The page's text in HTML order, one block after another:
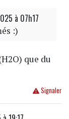
à 07h17
:)
que du
Signaler